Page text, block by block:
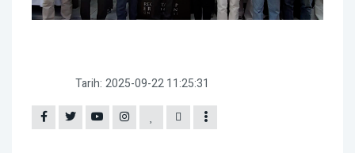
Tarih: 2025-09-22 11:25:31